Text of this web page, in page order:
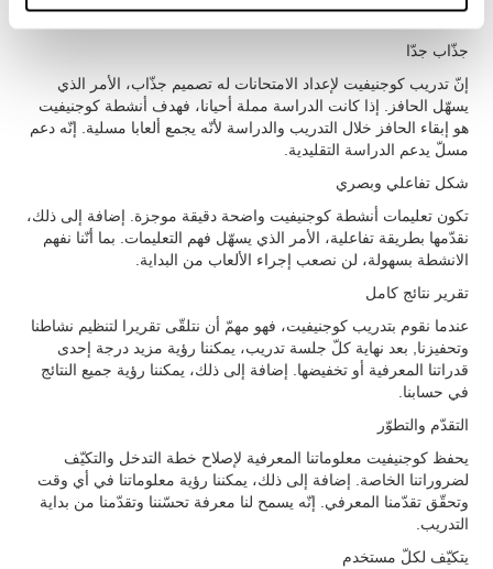
وحتى إن لم نعرف التكنولوجيا أو علم الأعصاب.
جذّاب جدّا
إنّ تدريب كوجنيفيت لإعداد الامتحانات له تصميم جذّاب، الأمر الذي
يسهّل الحافز. إذا كانت الدراسة مملة أحيانا، فهدف أنشطة كوجنيفيت
هو إبقاء الحافز خلال التدريب والدراسة لأنّه يجمع ألعابا مسلية. إنّه دعم
مسلّ يدعم الدراسة التقليدية.
شكل تفاعلي وبصري
تكون تعليمات أنشطة كوجنيفيت واضحة دقيقة موجزة. إضافة إلى ذلك،
نقدّمها بطريقة تفاعلية، الأمر الذي يسهّل فهم التعليمات. بما أنّنا نفهم
الانشطة بسهولة، لن نصعب إجراء الألعاب من البداية.
تقرير نتائج كامل
عندما نقوم بتدريب كوجنيفيت، فهو مهمّ أن نتلقّى تقريرا لتنظيم نشاطنا
وتحفيزنا, بعد نهاية كلّ جلسة تدريب، يمكننا رؤية مزيد درجة إحدى
قدراتنا المعرفية أو تخفيضها. إضافة إلى ذلك، يمكننا رؤية جميع النتائج
في حسابنا.
التقدّم والتطوّر
يحفظ كوجنيفيت معلوماتنا المعرفية لإصلاح خطة التدخل والتكيّف
لضروراتنا الخاصة. إضافة إلى ذلك، يمكننا رؤية معلوماتنا في أي وقت
وتحقّق تقدّمنا المعرفي. إنّه يسمح لنا معرفة تحسّننا وتقدّمنا من بداية
التدريب.
يتكيّف لكلّ مستخدم